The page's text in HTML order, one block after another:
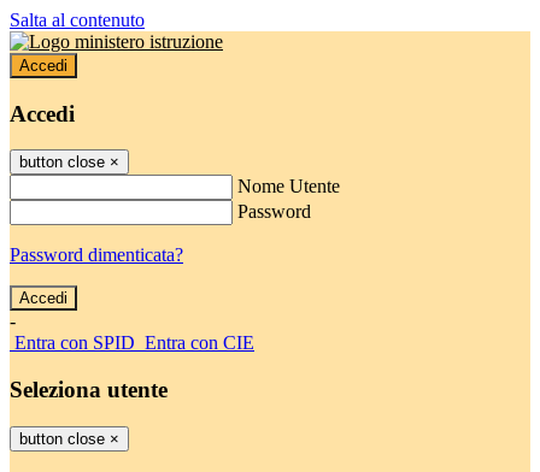
Salta al contenuto
Accedi
Accedi
button close ×
Nome Utente
Password
Password dimenticata?
-
Entra con SPID Entra con CIE
Seleziona utente
button close ×